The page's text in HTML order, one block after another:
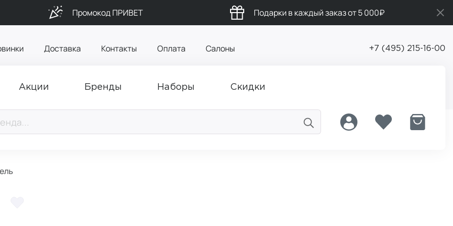
Промокод ПРИВЕТ Подарки в каждый заказ от 5 000₽
Доставка Контакты Оплата Салоны +7 (495) 215-16-00
Акции Бренды Наборы Скидки